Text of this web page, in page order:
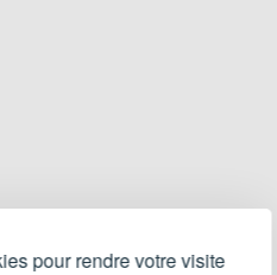
pour rendre votre visite